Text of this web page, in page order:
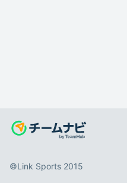
©️Link Sports 2015